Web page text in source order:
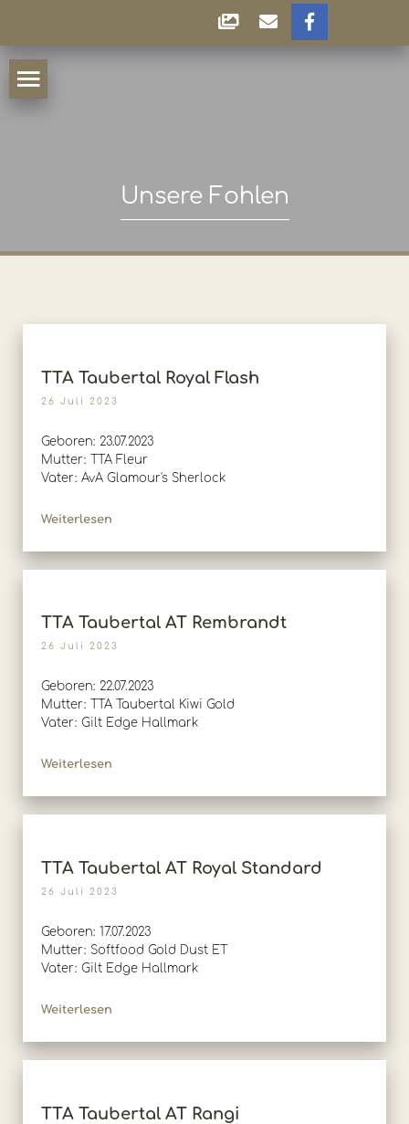
Unsere Fohlen
TTA Taubertal Royal Flash
26 Juli 2023
Geboren: 23.07.2023
Mutter: TTA Fleur
Vater: AvA Glamour's Sherlock
Weiterlesen
TTA Taubertal AT Rembrandt
26 Juli 2023
Geboren: 22.07.2023
Mutter: TTA Taubertal Kiwi Gold
Vater: Gilt Edge Hallmark
Weiterlesen
TTA Taubertal AT Royal Standard
26 Juli 2023
Geboren: 17.07.2023
Mutter: Softfood Gold Dust ET
Vater: Gilt Edge Hallmark
Weiterlesen
TTA Taubertal AT Rangi